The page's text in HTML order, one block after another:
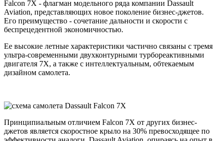
Falcon 7X - флагман модельного ряда компании Dassault
Aviation, представляющих новое поколение бизнес-джетов.
Его преимущество - сочетание дальности и скорости с
беспрецедентной экономичностью.
Ее высокие летные характеристики частично связаны с тремя
ультра-современными двухконтурными турбореактивными
двигателя 7X, а также с интеллектуальным, обтекаемым
дизайном самолета.
Принципиальным отличием Falcon 7X от других бизнес-
джетов является скоростное крыло на 30% превосходящее по